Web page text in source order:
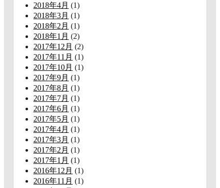
2018年4月 (1)
2018年3月 (1)
2018年2月 (1)
2018年1月 (2)
2017年12月 (2)
2017年11月 (1)
2017年10月 (1)
2017年9月 (1)
2017年8月 (1)
2017年7月 (1)
2017年6月 (1)
2017年5月 (1)
2017年4月 (1)
2017年3月 (1)
2017年2月 (1)
2017年1月 (1)
2016年12月 (1)
2016年11月 (1)